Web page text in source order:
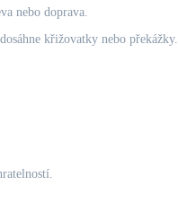
nebo doprava.
křižovatky nebo překážky.